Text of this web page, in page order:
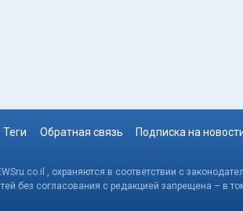
Теги Обратная связь Подписка на
, охраняются в соответствии с
без согласования с редакцией запрещена – в